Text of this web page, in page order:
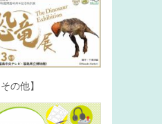
その他】